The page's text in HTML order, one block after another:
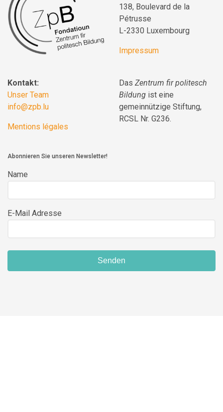
138, Boulevard de la
Pétrusse
L-2330 Luxembourg
Impressum
Kontakt:
Unser Team
info@zpb.lu
Mentions légales
Das Zentrum fir politesch
Bildung ist eine
gemeinnützige Stiftung,
RCSL Nr. G236.
Abonnieren Sie unseren Newsletter!
Name
E-Mail Adresse
Senden